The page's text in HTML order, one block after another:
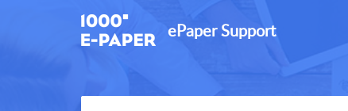
ePaper Support